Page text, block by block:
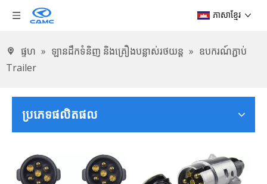
ភាសាខ្មែរ
ផ្ទហ » ឡានដឹកទំនិញ និងគ្រឿងបន្លាស់រថយន្ត » ឧបករណ៍ភ្ជាប់
Trailer
ប្រភេទ​ផលិតផល